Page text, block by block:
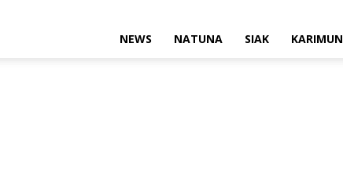
NEWS NATUNA SIAK KARIMUN